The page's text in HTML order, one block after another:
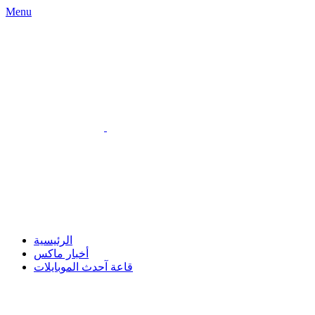
Menu
الرئيسية
أخبار ماكس
قاعة آحدث الموبايلات